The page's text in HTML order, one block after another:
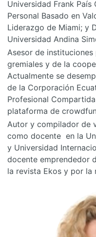
Universidad Frank País
Personal Basado en
Liderazgo de Miami; y
Universidad Andina
Asesor de
gremiales y de la
Actualmente se
de la Corporación
Profesional
plataforma de
Autor y compilador de
como docente en la
y Universidad
docente emprendedor
la revista Ekos y por la